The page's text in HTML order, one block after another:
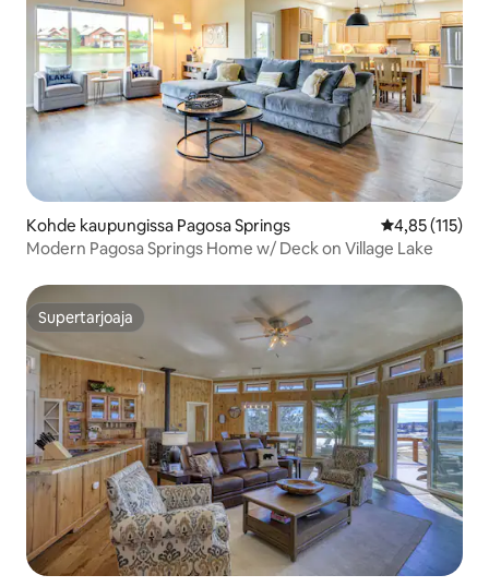
Kohde kaupungissa Pagosa Springs
4,85 (115)
Modern Pagosa Springs Home w/ Deck on Village Lake
Supertarjoaja
Supertarjoaja